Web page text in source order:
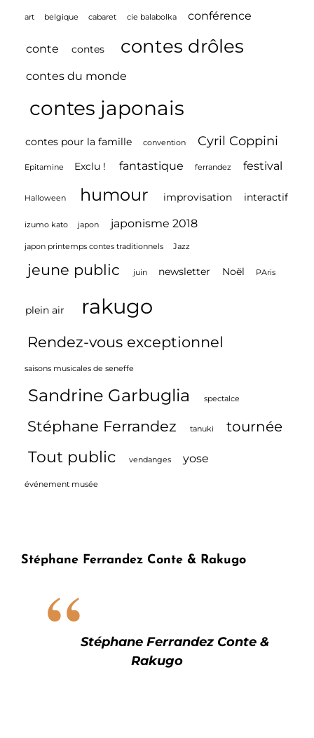
Juin
EPITAMINE
art belgique cabaret cie balabolka conférence
conte contes contes drôles
contes du monde
contes japonais
contes pour la famille convention Cyril Coppini
Epitamine Exclu ! fantastique ferrandez festival
Halloween humour improvisation interactif
izumo kato japon japonisme 2018
japon printemps contes traditionnels Jazz
jeune public juin newsletter Noël PAris
plein air rakugo
Rendez-vous exceptionnel
saisons musicales de seneffe
Sandrine Garbuglia spectalce
Stéphane Ferrandez tanuki tournée
Tout public vendanges yose
événement musée
Stéphane Ferrandez Conte & Rakugo
Stéphane Ferrandez Conte &
Rakugo